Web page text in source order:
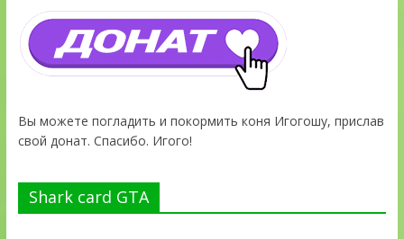
Вы можете погладить и покормить коня Игогошу, прислав
свой донат. Спасибо. Игого!
Shark card GTA